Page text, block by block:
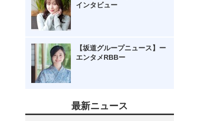
インタビュー
【坂道グループニュース】ー
エンタメRBBー
最新ニュース